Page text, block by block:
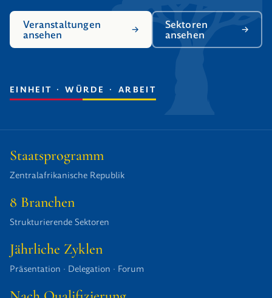
Veranstaltungen
ansehen
Sektoren
ansehen
EINHEIT · WÜRDE · ARBEIT
Staatsprogramm
Zentralafrikanische Republik
8 Branchen
Strukturierende Sektoren
Jährliche Zyklen
Präsentation · Delegation · Forum